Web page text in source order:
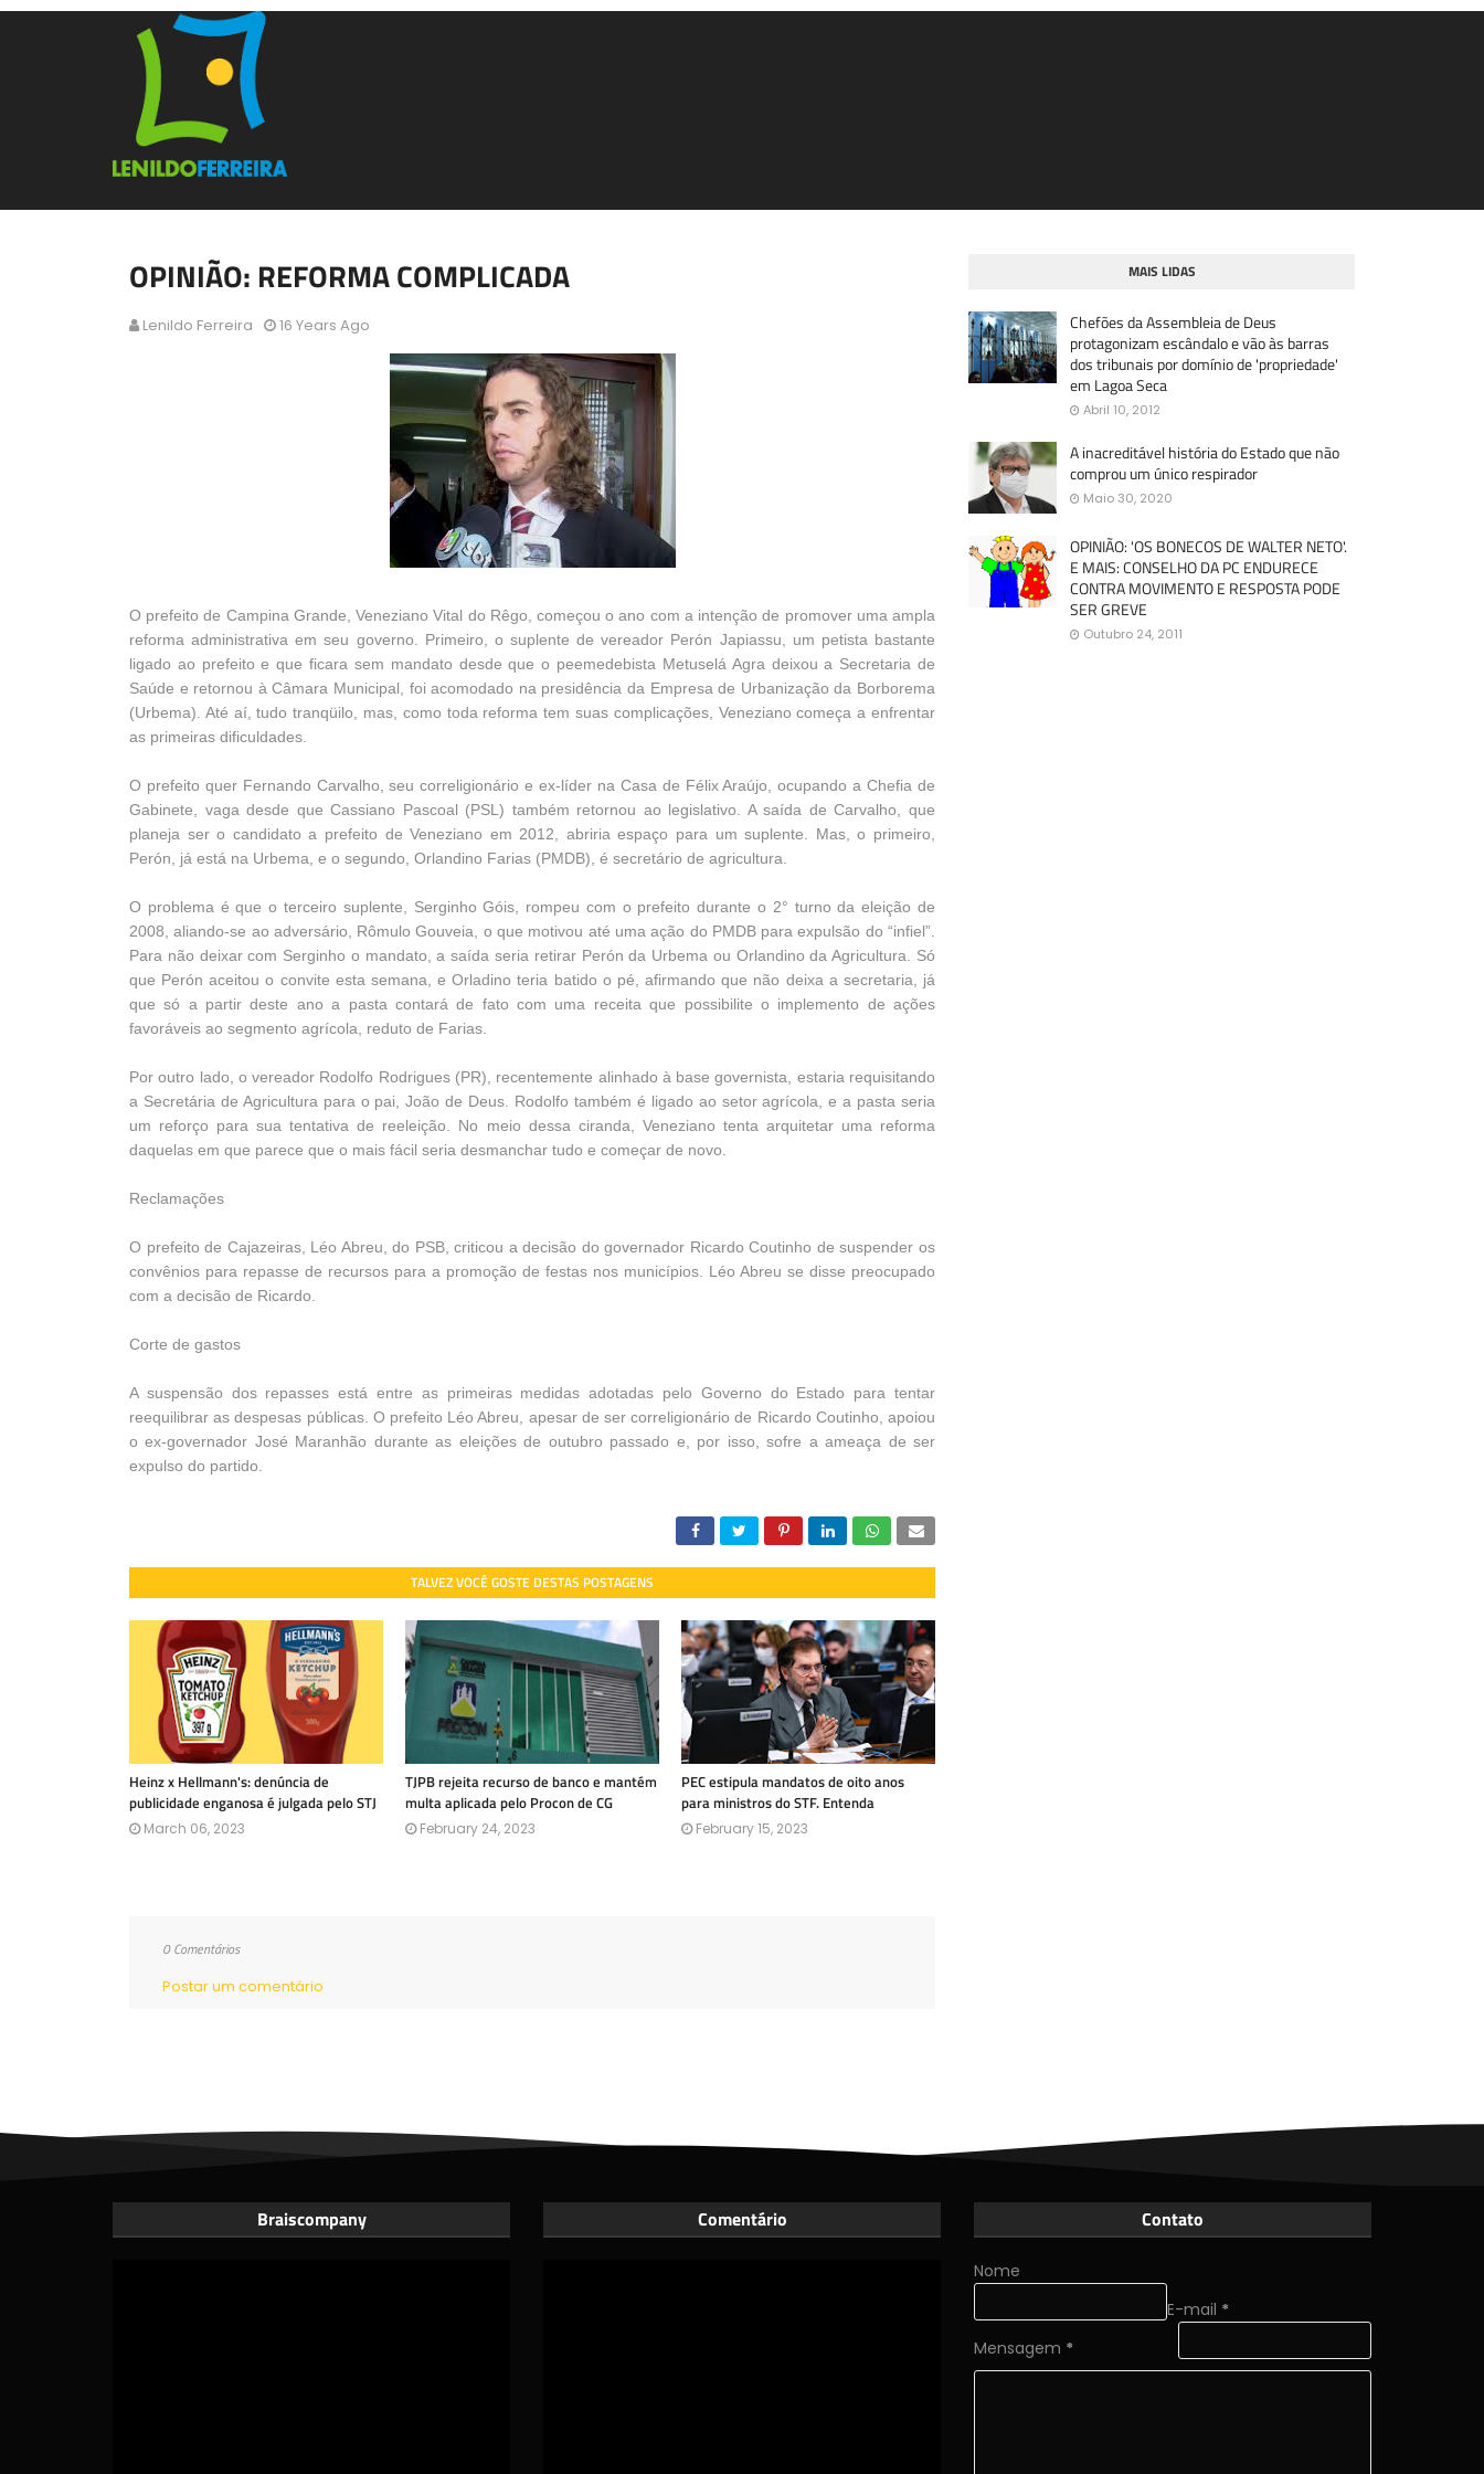
OPINIÃO: REFORMA COMPLICADA
Lenildo Ferreira 16 Years Ago
O prefeito de Campina Grande, Veneziano Vital do Rêgo, começou o ano com a intenção de promover uma ampla
reforma administrativa em seu governo. Primeiro, o suplente de vereador Perón Japiassu, um petista bastante
ligado ao prefeito e que ficara sem mandato desde que o peemedebista Metuselá Agra deixou a Secretaria de
Saúde e retornou à Câmara Municipal, foi acomodado na presidência da Empresa de Urbanização da Borborema
(Urbema). Até aí, tudo tranqüilo, mas, como toda reforma tem suas complicações, Veneziano começa a enfrentar
as primeiras dificuldades.
O prefeito quer Fernando Carvalho, seu correligionário e ex-líder na Casa de Félix Araújo, ocupando a Chefia de
Gabinete, vaga desde que Cassiano Pascoal (PSL) também retornou ao legislativo. A saída de Carvalho, que
planeja ser o candidato a prefeito de Veneziano em 2012, abriria espaço para um suplente. Mas, o primeiro,
Perón, já está na Urbema, e o segundo, Orlandino Farias (PMDB), é secretário de agricultura.
O problema é que o terceiro suplente, Serginho Góis, rompeu com o prefeito durante o 2° turno da eleição de
2008, aliando-se ao adversário, Rômulo Gouveia, o que motivou até uma ação do PMDB para expulsão do “infiel”.
Para não deixar com Serginho o mandato, a saída seria retirar Perón da Urbema ou Orlandino da Agricultura. Só
que Perón aceitou o convite esta semana, e Orladino teria batido o pé, afirmando que não deixa a secretaria, já
que só a partir deste ano a pasta contará de fato com uma receita que possibilite o implemento de ações
favoráveis ao segmento agrícola, reduto de Farias.
Por outro lado, o vereador Rodolfo Rodrigues (PR), recentemente alinhado à base governista, estaria requisitando
a Secretária de Agricultura para o pai, João de Deus. Rodolfo também é ligado ao setor agrícola, e a pasta seria
um reforço para sua tentativa de reeleição. No meio dessa ciranda, Veneziano tenta arquitetar uma reforma
daquelas em que parece que o mais fácil seria desmanchar tudo e começar de novo.
Reclamações
O prefeito de Cajazeiras, Léo Abreu, do PSB, criticou a decisão do governador Ricardo Coutinho de suspender os
convênios para repasse de recursos para a promoção de festas nos municípios. Léo Abreu se disse preocupado
com a decisão de Ricardo.
Corte de gastos
A suspensão dos repasses está entre as primeiras medidas adotadas pelo Governo do Estado para tentar
reequilibrar as despesas públicas. O prefeito Léo Abreu, apesar de ser correligionário de Ricardo Coutinho, apoiou
o ex-governador José Maranhão durante as eleições de outubro passado e, por isso, sofre a ameaça de ser
expulso do partido.
TALVEZ VOCÊ GOSTE DESTAS POSTAGENS
Heinz x Hellmann's: denúncia de
publicidade enganosa é julgada pelo STJ
March 06, 2023
TJPB rejeita recurso de banco e mantém
multa aplicada pelo Procon de CG
February 24, 2023
PEC estipula mandatos de oito anos
para ministros do STF. Entenda
February 15, 2023
0 Comentários
Postar um comentário
MAIS LIDAS
Chefões da Assembleia de Deus
protagonizam escândalo e vão às barras
dos tribunais por domínio de 'propriedade'
em Lagoa Seca
Abril 10, 2012
A inacreditável história do Estado que não
comprou um único respirador
Maio 30, 2020
OPINIÃO: 'OS BONECOS DE WALTER NETO'.
E MAIS: CONSELHO DA PC ENDURECE
CONTRA MOVIMENTO E RESPOSTA PODE
SER GREVE
Outubro 24, 2011
Braiscompany Comentário Contato
Nome
E-mail *
Mensagem *